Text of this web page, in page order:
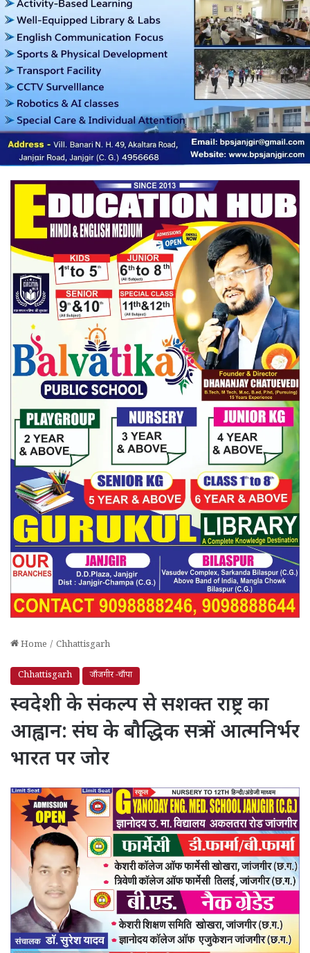
Home / Chhattisgarh
Chhattisgarh जाँजगीर -चाँपा
स्वदेशी के संकल्प से सशक्त राष्ट्र का
आह्वान: संघ के बौद्धिक सत्र में आत्मनिर्भर
भारत पर जोर